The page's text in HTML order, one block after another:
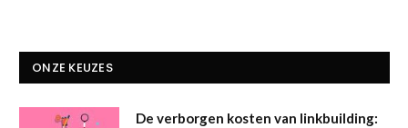
ONZE KEUZES
De verborgen kosten van linkbuilding: